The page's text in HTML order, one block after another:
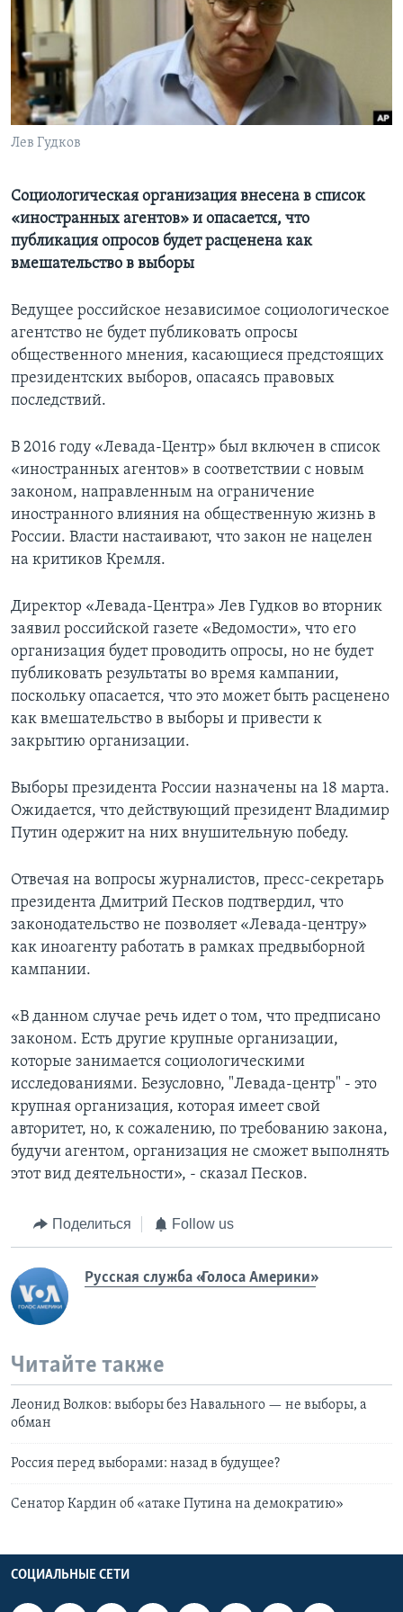
Learning English
СОЦИАЛЬНЫЕ СЕТИ
Лев Гудков
Социологическая организация внесена в список
«иностранных агентов» и опасается, что
публикация опросов будет расценена как
вмешательство в выборы
Ведущее российское независимое социологическое
агентство не будет публиковать опросы
общественного мнения, касающиеся предстоящих
президентских выборов, опасаясь правовых
последствий.
В 2016 году «Левада-Центр» был включен в список
«иностранных агентов» в соответствии с новым
законом, направленным на ограничение
иностранного влияния на общественную жизнь в
России. Власти настаивают, что закон не нацелен
на критиков Кремля.
Директор «Левада-Центра» Лев Гудков во вторник
заявил российской газете «Ведомости», что его
организация будет проводить опросы, но не будет
публиковать результаты во время кампании,
поскольку опасается, что это может быть расценено
как вмешательство в выборы и привести к
закрытию организации.
Выборы президента России назначены на 18 марта.
Ожидается, что действующий президент Владимир
Путин одержит на них внушительную победу.
Отвечая на вопросы журналистов, пресс-секретарь
президента Дмитрий Песков подтвердил, что
законодательство не позволяет «Левада-центру»
как иноагенту работать в рамках предвыборной
кампании.
«В данном случае речь идет о том, что предписано
законом. Есть другие крупные организации,
которые занимается социологическими
исследованиями. Безусловно, "Левада-центр" - это
крупная организация, которая имеет свой
авторитет, но, к сожалению, по требованию закона,
будучи агентом, организация не сможет выполнять
этот вид деятельности», - сказал Песков.
Поделиться Follow us
Русская служба «Голоса Америки»
Читайте также
Леонид Волков: выборы без Навального — не выборы, а
обман
Россия перед выборами: назад в будущее?
Сенатор Кардин об «атаке Путина на демократию»
СОЦИАЛЬНЫЕ СЕТИ